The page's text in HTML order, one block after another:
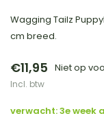
Wagging Tailz
cm breed.
€11,95 Niet op
Incl. btw
verwacht: 3e week